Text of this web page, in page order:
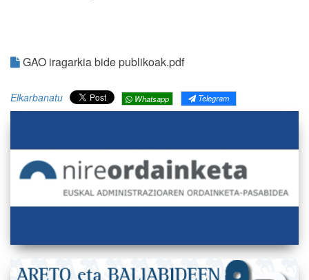
GAO iragarkia bide publikoak.pdf
Elkarbanatu Whatsapp Telegram